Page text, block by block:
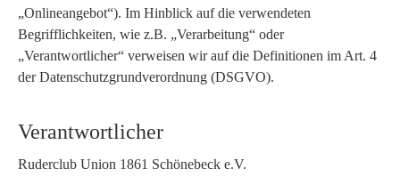
„Onlineangebot“). Im Hinblick auf die verwendeten
Begrifflichkeiten, wie z.B. „Verarbeitung“ oder
„Verantwortlicher“ verweisen wir auf die Definitionen im Art. 4
der Datenschutzgrundverordnung (DSGVO).
Verantwortlicher
Ruderclub Union 1861 Schönebeck e.V.